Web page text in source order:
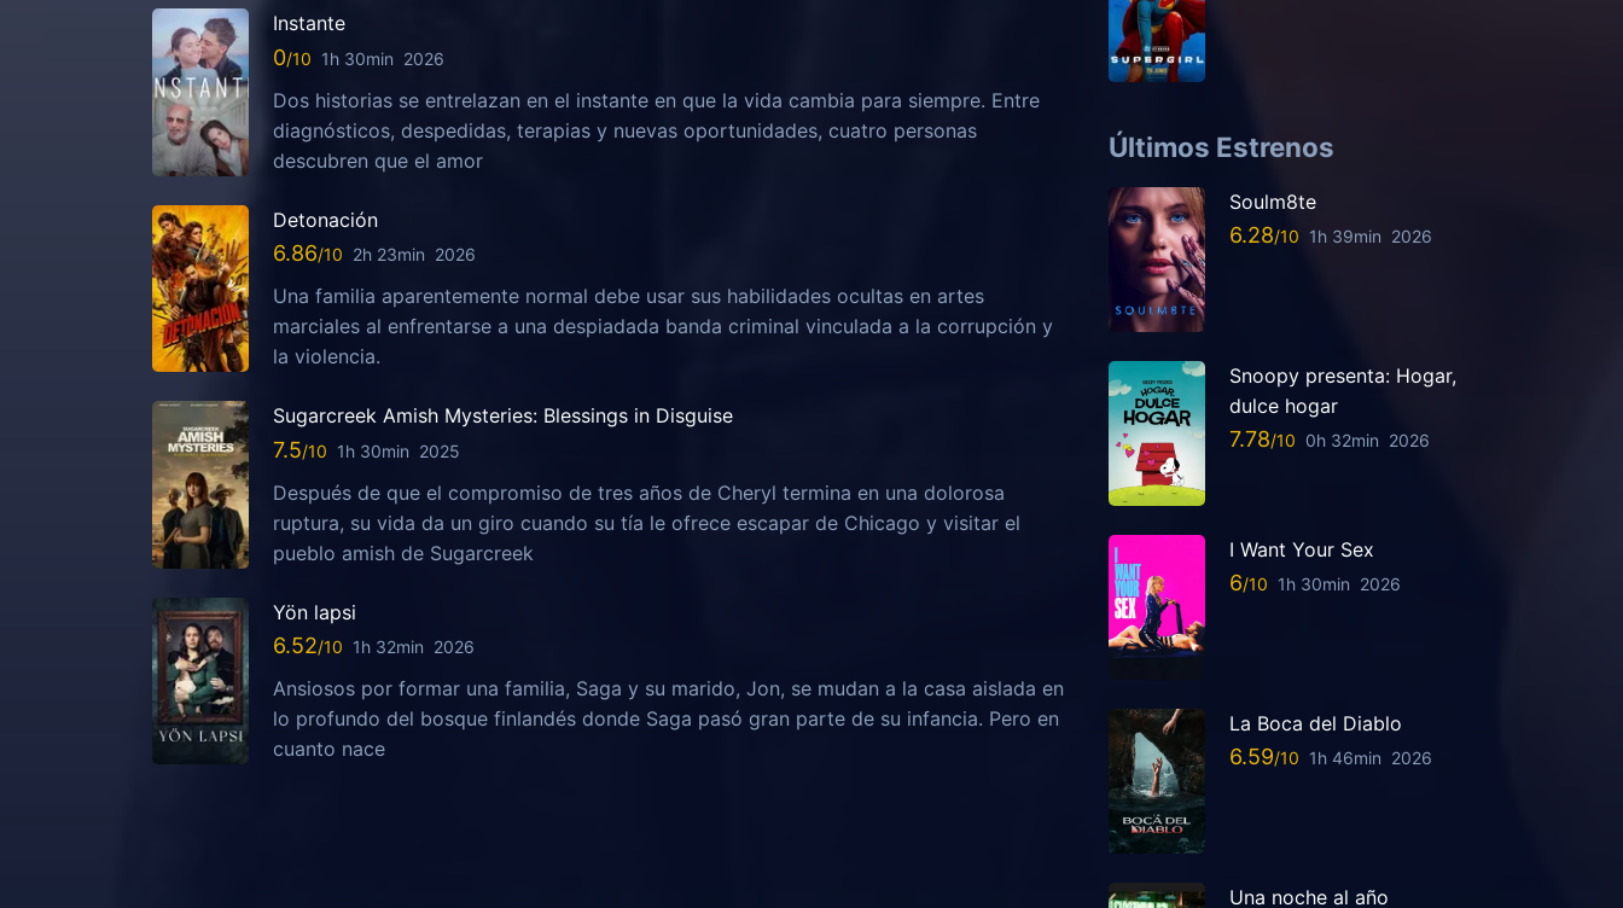
Instante
0 1h 30min 2026
Dos historias se entrelazan en el instante en que la vida cambia para siempre. Entre
diagnósticos, despedidas, terapias y nuevas oportunidades, cuatro personas
descubren que el amor
Detonación
6.86 2h 23min 2026
Una familia aparentemente normal debe usar sus habilidades ocultas en artes
marciales al enfrentarse a una despiadada banda criminal vinculada a la corrupción y
la violencia.
Sugarcreek Amish Mysteries: Blessings in Disguise
7.5 1h 30min 2025
Después de que el compromiso de tres años de Cheryl termina en una dolorosa
ruptura, su vida da un giro cuando su tía le ofrece escapar de Chicago y visitar el
pueblo amish de Sugarcreek
Yön lapsi
6.52 1h 32min 2026
Ansiosos por formar una familia, Saga y su marido, Jon, se mudan a la casa aislada en
lo profundo del bosque finlandés donde Saga pasó gran parte de su infancia. Pero en
cuanto nace
Últimos Estrenos
Soulm8te
6.28 1h 39min 2026
Snoopy presenta: Hogar,
dulce hogar
7.78 0h 32min 2026
I Want Your Sex
6 1h 30min 2026
La Boca del Diablo
6.59 1h 46min 2026
Una noche al año